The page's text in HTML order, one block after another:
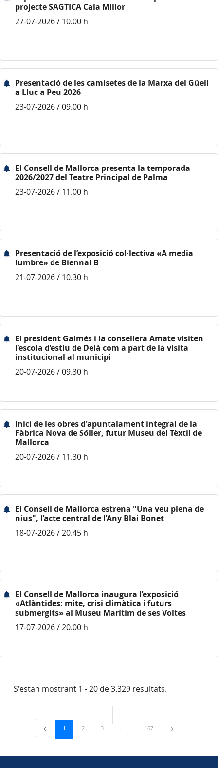
projecte SAGTICA Cala Millor
27-07-2026 / 10.00 h
Presentació de les camisetes de la Marxa del Güell
a Lluc a Peu 2026
23-07-2026 / 09.00 h
El Consell de Mallorca presenta la temporada
2026/2027 del Teatre Principal de Palma
23-07-2026 / 11.00 h
Presentació de l’exposició col·lectiva «A media
lumbre» de Biennal B
21-07-2026 / 10.30 h
El president Galmés i la consellera Amate visiten
l’escola d’estiu de Deià com a part de la visita
institucional al municipi
20-07-2026 / 09.30 h
Inici de les obres d'apuntalament integral de la
Fàbrica Nova de Sóller, futur Museu del Tèxtil de
Mallorca
20-07-2026 / 11.30 h
El Consell de Mallorca estrena "Una veu plena de
nius", l’acte central de l’Any Blai Bonet
18-07-2026 / 20.45 h
El Consell de Mallorca inaugura l’exposició
«Atlàntides: mite, crisi climàtica i futurs
submergits» al Museu Marítim de ses Voltes
17-07-2026 / 20.00 h
S'estan mostrant 1 - 20 de 3.329 resultats.
Pàgina
1 Pàgina
2 Pàgina
3
Pàgines intermèdies Utilitzeu TAB per
Pàgina
167